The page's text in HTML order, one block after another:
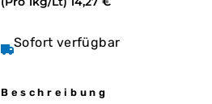
Sofort verfügbar
Beschreibung